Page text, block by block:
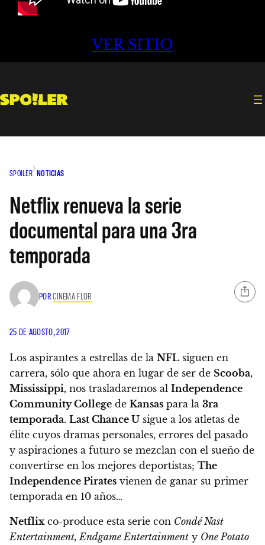
VER SITIO
SPOILER NOTICIAS
Netflix renueva la serie
documental para una 3ra
temporada
PORCINEMA FLOR
25 DE AGOSTO, 2017
Los aspirantes a estrellas de la NFL siguen en
carrera, sólo que ahora en lugar de ser de Scooba,
Mississippi, nos trasladaremos al Independence
Community College de Kansas para la 3ra
temporada. Last Chance U sigue a los atletas de
élite cuyos dramas personales, errores del pasado
y aspiraciones a futuro se mezclan con el sueño de
convertirse en los mejores deportistas; The
Independence Pirates vienen de ganar su primer
temporada en 10 años…
Netflix co-produce esta serie con Condé Nast
Entertainment, Endgame Entertainment y One Potato